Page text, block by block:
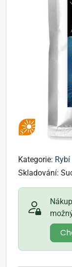
Kategorie:
Skladování: